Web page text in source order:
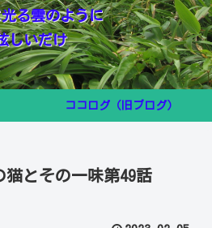
る雲のように
しいだけ
ココログ（旧ブログ）
猫とその一味第49話